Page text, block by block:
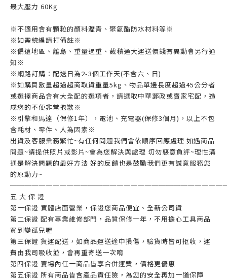
最大壓力 60Kg
※不適用含有顆粒的顏料瀝青、聚氨酯防水材料等※
※如需統編請打備註※
※偏遠地區、離島、重量過重、裁積過大運送價錢有異動會另行通
知※
※網路訂購：配送日為2-3個工作天(不含六、日)
※如購買數量超過超商取貨重量5kg、物品單邊長度超過45公分者
或選擇商品含有大全配的選項者，請選取中華郵政或賣家宅配，造
成您的不便非常抱歉※
※引擎和馬達（保修1年），電池、充電器(保修3個月)，以上不包
含耗材、零件、人為因素※
出貨及客服業務繁忙~有任何問題我們會依順序回應處理 如遇商品
問題~請提供照片或影片~會為您解決與處理 切勿惡意負評~理性溝
通是解決問題的最好方法 好的反饋也是鼓勵我們更有誠意服務您
的原動力~
五 大 保 證
第一保證 實體店面營業，保證您商品便宜、全新公司貨
第二保證 配有專業維修部門，品質保修一年，不用擔心工具商品
買到變孤兒喔
第三保證 貨運配送，如商品運送途中損傷，驗貨時皆可拒收，運
費由我司吸收並，會再重寄送一次唷
第四保證 賣場內任一商品皆享合併運費，價格更優惠
第五保證 所有商品皆含產品責任險，為您的安全再加一道保障